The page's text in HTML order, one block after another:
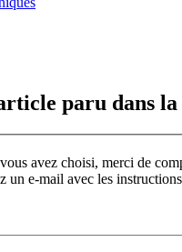
paru dans la
avez choisi, merci de
un e-mail avec les